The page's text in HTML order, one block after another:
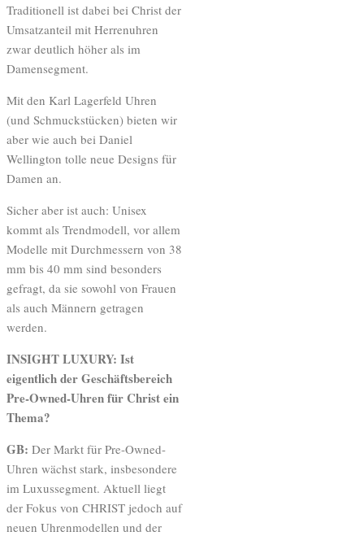
Traditionell ist dabei bei Christ der
Umsatzanteil mit Herrenuhren
zwar deutlich höher als im
Damensegment.
Mit den Karl Lagerfeld Uhren
(und Schmuckstücken) bieten wir
aber wie auch bei Daniel
Wellington tolle neue Designs für
Damen an.
Sicher aber ist auch: Unisex
kommt als Trendmodell, vor allem
Modelle mit Durchmessern von 38
mm bis 40 mm sind besonders
gefragt, da sie sowohl von Frauen
als auch Männern getragen
werden.
INSIGHT LUXURY: Ist
eigentlich der Geschäftsbereich
Pre-Owned-Uhren für Christ ein
Thema?
GB: Der Markt für Pre-Owned-
Uhren wächst stark, insbesondere
im Luxussegment. Aktuell liegt
der Fokus von CHRIST jedoch auf
neuen Uhrenmodellen und der